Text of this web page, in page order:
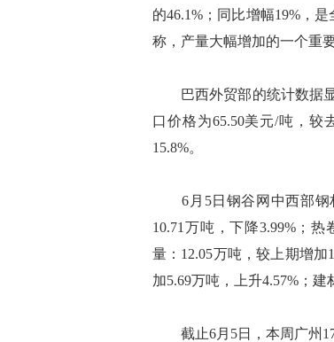
的46.1%；同比增幅19%，
称，产量大幅增加的一个重
巴西外贸部的统计数据显
口价格为65.50美元/吨，较
15.8%。
6月5日钢谷网中西部钢
10.71万吨，下降3.99%；
量：12.05万吨，较上期增加
加5.69万吨，上升4.57%；建
截止6月5日，本周广州17